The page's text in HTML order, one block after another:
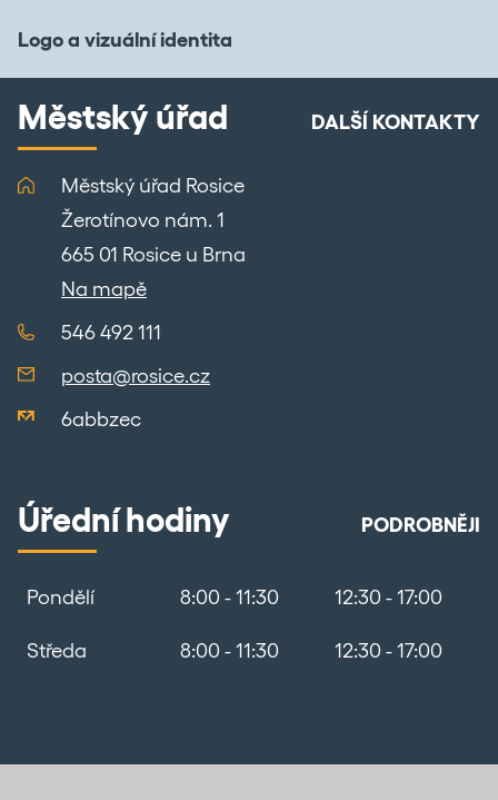
Logo a vizuální identita
Městský úřad DALŠÍ KONTAKTY
Městský úřad Rosice
Žerotínovo nám. 1
665 01 Rosice u Brna
Na mapě
546 492 111
posta@rosice.cz
6abbzec
Úřední hodiny PODROBNĚJI
Pondělí 8:00 - 11:30 12:30 - 17:00
Středa 8:00 - 11:30 12:30 - 17:00